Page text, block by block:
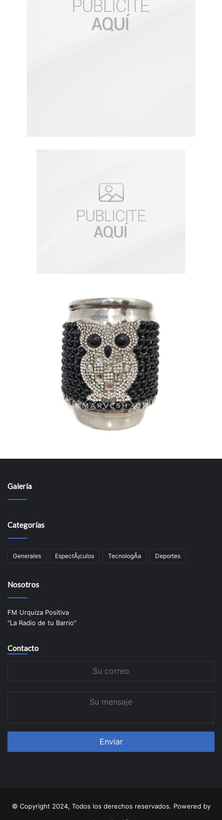
Galería
Categorías
Generales EspectÃ¡culos TecnologÃ­a Deportes
Nosotros
FM Urquiza Positiva
"La Radio de tu Barrio"
Contacto
© Copyright 2024, Todos los derechos reservados. Powered by